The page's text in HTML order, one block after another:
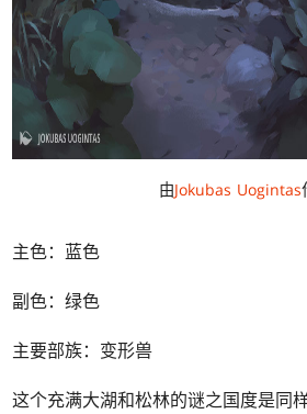
由Jokubas Uogintas
主色：蓝色
副色：绿色
主要部族：变形兽
这个充满大湖和松林的谜之国度是同